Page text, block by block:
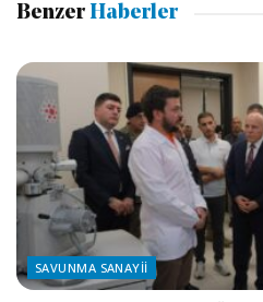
Benzer Haberler
SAVUNMA SANAYII